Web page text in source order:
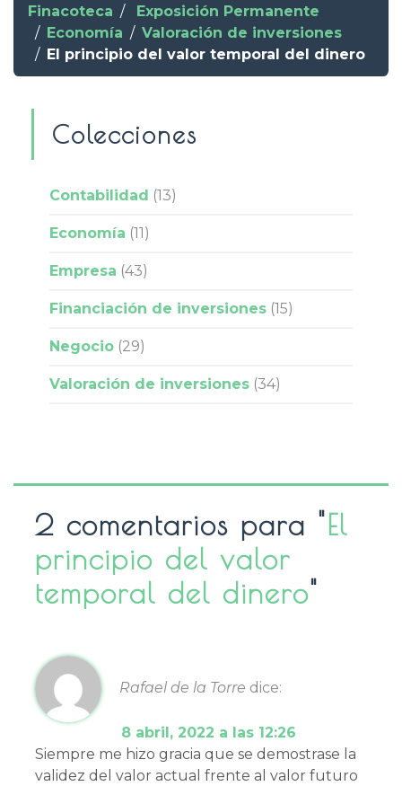
Finacoteca
Exposición Permanente
Economía
Valoración de inversiones
El principio del valor temporal del dinero
Colecciones
Contabilidad (13)
Economía (11)
Empresa (43)
Financiación de inversiones (15)
Negocio (29)
Valoración de inversiones (34)
2 comentarios para "El
principio del valor
temporal del dinero"
Rafael de la Torre dice:
8 abril, 2022 a las 12:26
Siempre me hizo gracia que se demostrase la
validez del valor actual frente al valor futuro